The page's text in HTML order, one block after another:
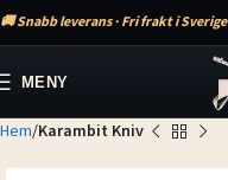
🚚 Snabb leverans · Fri frakt i Sverige
MENY
Hem Karambit Kniv